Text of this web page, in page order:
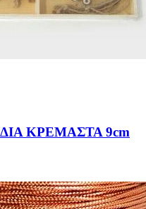
ΚΡΕΜΑΣΤΑ 9cm